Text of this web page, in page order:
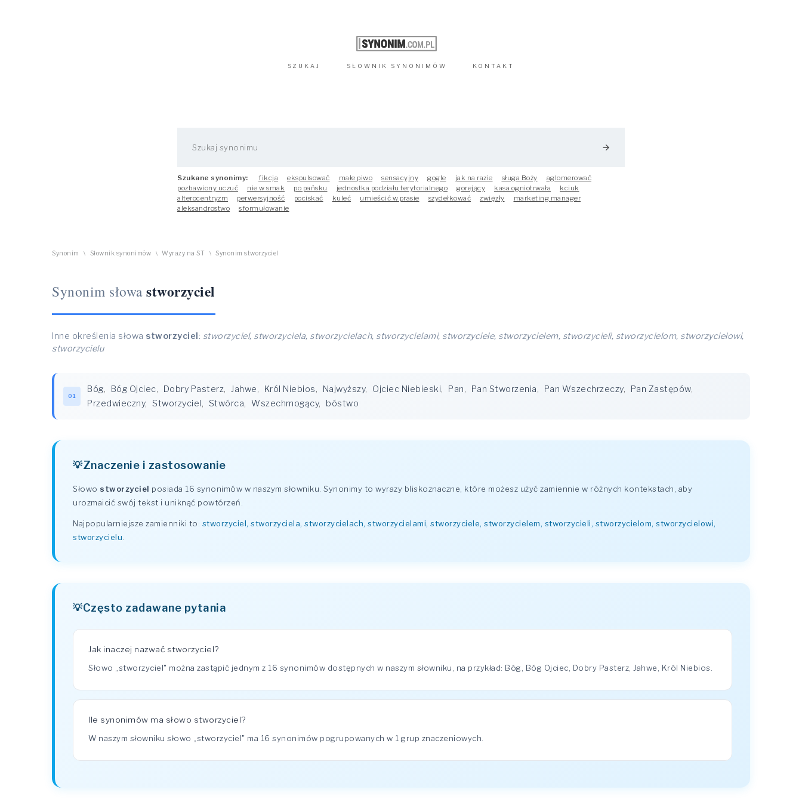
SZUKAJ SŁOWNIK SYNONIMÓW KONTAKT
arrow_forward
Szukane synonimy: fikcja ekspulsować małe piwo sensacyjny gogle jak na razie sługa Boży
aglomerować
pozbawiony uczuć
nie w smak po pańsku jednostka podziału terytorialnego gorejący kasa ogniotrwała
kciuk
alterocentryzm
perwersyjność pociskać kuleć umieścić w prasie szydełkować zwięzły
marketing manager
aleksandrostwo
sformułowanie
Synonim \ Słownik synonimów \ Wyrazy na ST \ Synonim stworzyciel
Synonim słowa stworzyciel
Inne określenia słowa stworzyciel: stworzyciel, stworzyciela, stworzycielach, stworzycielami, stworzyciele, stworzycielem, stworzycieli, stworzycielom, stworzycielowi,
stworzycielu
01
Bóg, Bóg Ojciec, Dobry Pasterz, Jahwe, Król Niebios, Najwyższy, Ojciec Niebieski, Pan, Pan Stworzenia, Pan Wszechrzeczy, Pan Zastępów,
Przedwieczny, Stworzyciel, Stwórca, Wszechmogący, bóstwo
Znaczenie i zastosowanie
Słowo stworzyciel posiada 16 synonimów w naszym słowniku. Synonimy to wyrazy bliskoznaczne, które możesz użyć zamiennie w różnych kontekstach, aby
urozmaicić swój tekst i uniknąć powtórzeń.
Najpopularniejsze zamienniki to: stworzyciel, stworzyciela, stworzycielach, stworzycielami, stworzyciele, stworzycielem, stworzycieli, stworzycielom, stworzycielowi,
stworzycielu
Często zadawane pytania
Jak inaczej nazwać stworzyciel?
Słowo „stworzyciel" można zastąpić jednym z 16 synonimów dostępnych w naszym słowniku, na przykład: Bóg, Bóg Ojciec, Dobry Pasterz, Jahwe, Król Niebios.
Ile synonimów ma słowo stworzyciel?
W naszym słowniku słowo „stworzyciel" ma 16 synonimów pogrupowanych w 1 grup znaczeniowych.